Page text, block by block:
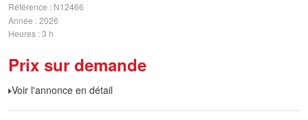
Référence
N12466
Année 2026
Heures 3 h
Prix sur demande
Voir l'annonce en détail